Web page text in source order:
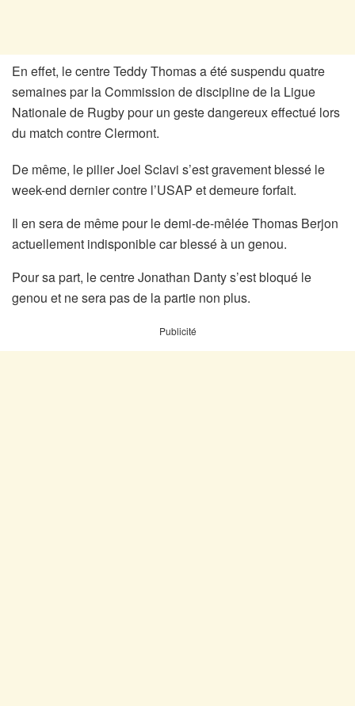
En effet, le centre Teddy Thomas a été suspendu quatre
semaines par la Commission de discipline de la Ligue
Nationale de Rugby pour un geste dangereux effectué lors
du match contre Clermont.
De même, le pilier Joel Sclavi s’est gravement blessé le
week-end dernier contre l’USAP et demeure forfait.
Il en sera de même pour le demi-de-mêlée Thomas Berjon
actuellement indisponible car blessé à un genou.
Pour sa part, le centre Jonathan Danty s’est bloqué le
genou et ne sera pas de la partie non plus.
Publicité